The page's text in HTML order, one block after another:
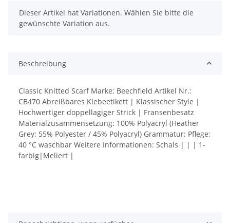
x
Dieser Artikel hat Variationen. Wählen Sie bitte die
gewünschte Variation aus.
Beschreibung
Classic Knitted Scarf Marke: Beechfield Artikel Nr.:
CB470 Abreißbares Klebeetikett | Klassischer Style |
Hochwertiger doppellagiger Strick | Fransenbesatz
Materialzusammensetzung: 100% Polyacryl (Heather
Grey: 55% Polyester / 45% Polyacryl) Grammatur: Pflege:
40 °C waschbar Weitere Informationen: Schals | | | 1-
farbig|Meliert |